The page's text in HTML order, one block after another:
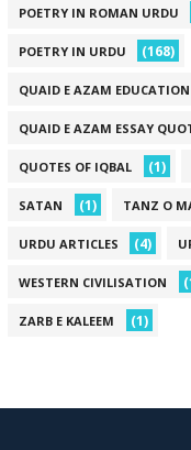
POETRY IN ROMAN URDU
POETRY IN URDU (168)
QUAID E AZAM EDUCATION
QUAID E AZAM ESSAY
QUOTES OF IQBAL (1)
SATAN (1) TANZ O
URDU ARTICLES (4)
WESTERN CIVILISATION
ZARB E KALEEM (1)